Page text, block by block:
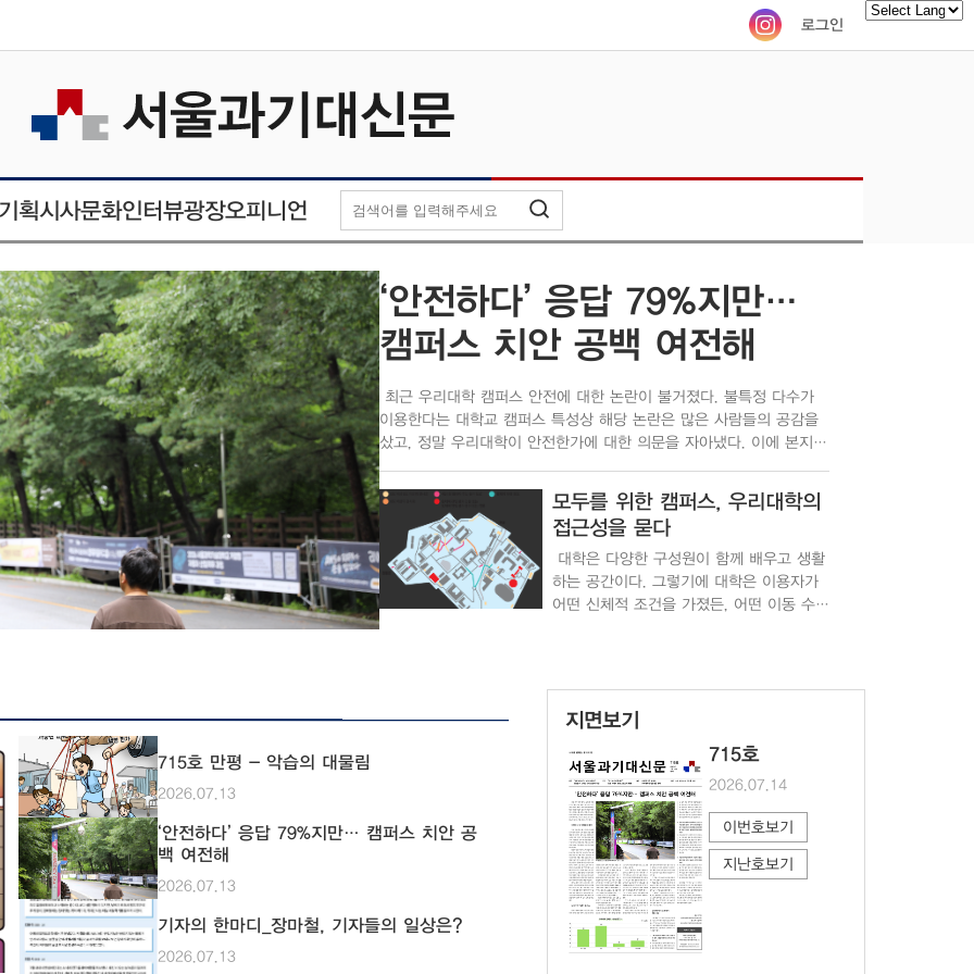
로그인
획시사문화인터뷰광장오피니언
‘안전하다’ 응답 79%지만…
캠퍼스 치안 공백 여전해
최근 우리대학 캠퍼스 안전에 대한 논란이 불거졌다. 불특정 다수가
이용한다는 대학교 캠퍼스 특성상 해당 논란은 많은 사람들의 공감을
샀고, 정말 우리대학이 안전한가에 대한 의문을 자아냈다. 이에 본지에
서는 현재 우리대학 캠퍼스의 치안이 어느 정도 수준으로 유지되고 있
는지 알아보고 분석해 보고자 한다. 치안에 대한 학생들의 생각
우선 치안에 대해 우리대학 학생들은 어떻게 생각하는지 설문조사를
진행해 봤다. 총 4개의 항목으로 진행했으며 △매우 안전 △안전 △위
험 △매우 위험으로 구성했다. 총 122명이 참여했고 매우 안전 45표,
안전 52표, 위험 8표, 매우 위험 17표로 안전하다는 의견이 79%로 대
다수였다. 안전하다고 생각하는 학생들의 의견은 대부분 비슷했다.
‘안전하다’라고 대답한 허빈 씨(기계ㆍ26)는 “밤낮으로 어의규찰대 및
매우 안전하다고는 못할 것 같다”고 말했다. A씨(환경·24) 또한 우리
대학 캠퍼스의 치안은 안전하다고 응답했지만 “건물에 외부인도 쉽게
같다”며 캠퍼스 관리 문제를 꼬집었다. 캠퍼스 내에서 숙식을 해결하
는 기숙사생도 치안에 대해 입을 열었다. 우리대학 기숙사를 이용했던
B씨(컴공·25)는 “기숙사 출입 관리가 그렇게 엄격하지 않았다. 특히
식당에서 기숙사 내부로 이어지는 문이 자주 열려 있어 출입 통제가 미
흡할 때가 있었다”며 당시 상황을 회상했다. 우리대학 치안의 현주
있다. (주)삼경엠에스에서 대부분 캠퍼스 건물의 보안 및 순찰 등을 담
당하고 있고, 에스원에서 우리대학 CCTV 및 세콤과 같은 경비 장비 수
모두를 위한 캠퍼스, 우리대학의
접근성을 묻다
대학은 다양한 구성원이 함께 배우고 생활
하는 공간이다. 그렇기에 대학은 이용자가
어떤 신체적 조건을 가졌든, 어떤 이동 수단
하나, 계단 하나가 큰 장벽이 되기도 한다.
목발을 짚거나 휠체어를 타고 건물 사이를
퍼스는 모두가 이용하기 편한 공간일까. 이
에 본지는 장애 학생 편의시설 현황과 실제
이용자의 경험을 통해 우리대학의 접근성을
살펴봤다. 우리대학의 장애학생 편의시설
현황 장애학생 편의시설은 ‘장애인·노인
·임산부 등의 편의증진 보장에 관한 법률’,
‘장애인차별금지 및 권리구제 등에 관한 법
률’, ‘장애인 등에 대한 특수교육법’ 등을 근
거로 설치 및 운영된다. 이에 따라 우리대학
715호 만평 - 악습의 대물림
2026.07.13
‘안전하다’ 응답 79%지만… 캠퍼스 치안 공
백 여전해
2026.07.13
기자의 한마디_장마철, 기자들의 일상은?
2026.07.13
지면보기
715호
2026.07.14
이번호보기
지난호보기